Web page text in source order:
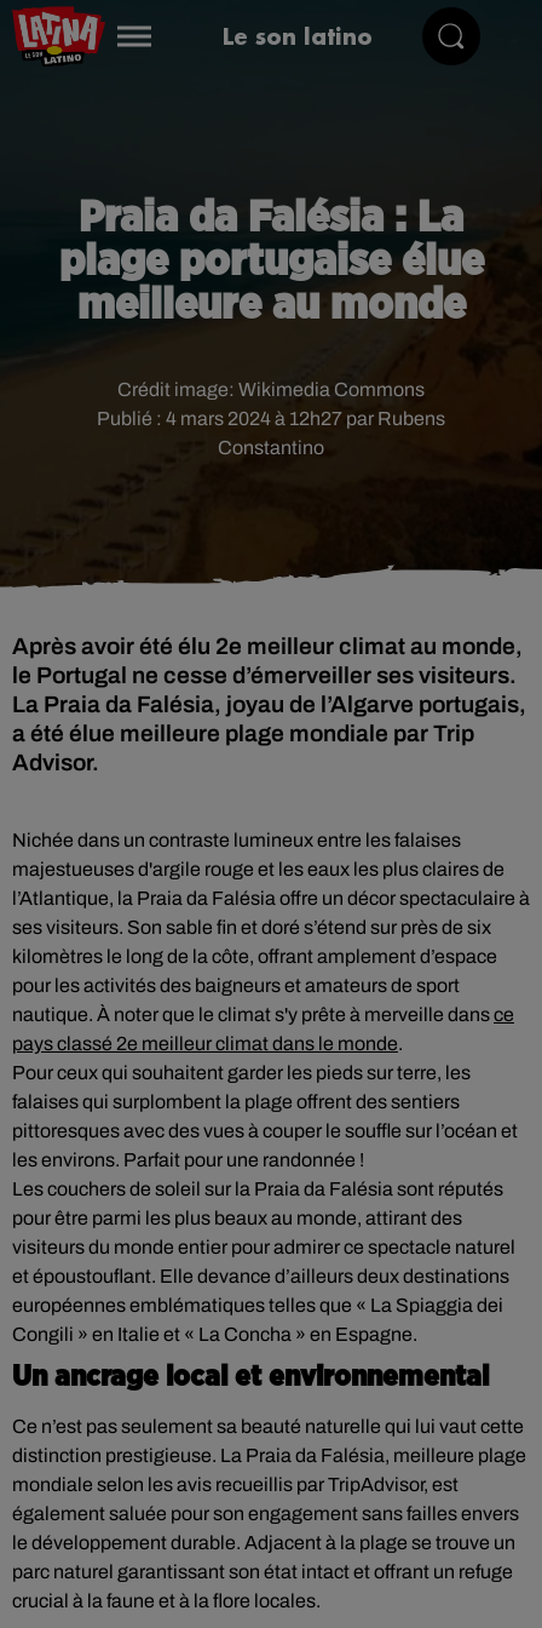
Le son latino
Praia da Falésia : La
plage portugaise élue
meilleure au monde
Publié : 4 mars 2024 à 12h27 par Rubens
Constantino
Crédit image: Wikimedia Commons
Après avoir été élu 2e meilleur climat au monde,
le Portugal ne cesse d’émerveiller ses visiteurs.
La Praia da Falésia, joyau de l’Algarve portugais,
a été élue meilleure plage mondiale par Trip
Advisor.
Nichée dans un contraste lumineux entre les falaises
majestueuses d'argile rouge et les eaux les plus claires de
l’Atlantique, la Praia da Falésia offre un décor spectaculaire à
ses visiteurs. Son sable fin et doré s’étend sur près de six
kilomètres le long de la côte, offrant amplement d’espace
pour les activités des baigneurs et amateurs de sport
nautique. À noter que le climat s'y prête à merveille dansce
pays classé 2e meilleur climat dans le monde.
Pour ceux qui souhaitent garder les pieds sur terre, les
falaises qui surplombent la plage offrent des sentiers
pittoresques avec des vues à couper le souffle sur l’océan et
les environs. Parfait pour une randonnée !
Les couchers de soleil sur la Praia da Falésia sont réputés
pour être parmi les plus beaux au monde, attirant des
visiteurs du monde entier pour admirer ce spectacle naturel
et époustouflant. Elle devance d’ailleurs deux destinations
européennes emblématiques telles que « La Spiaggia dei
Congili » en Italie et « La Concha » en Espagne.
Un ancrage local et environnemental
Ce n’est pas seulement sa beauté naturelle qui lui vaut cette
distinction prestigieuse. La Praia da Falésia, meilleure plage
mondiale selon les avis recueillis par TripAdvisor, est
également saluée pour son engagement sans failles envers
le développement durable. Adjacent à la plage se trouve un
parc naturel garantissant son état intact et offrant un refuge
crucial à la faune et à la flore locales.